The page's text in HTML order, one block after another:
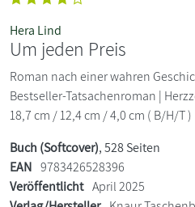
Hera Lind
Um jeden Preis
Roman nach einer wahren
Bestseller-Tatsachenroman |
18,7 cm / 12,4 cm / 4,0 cm ( B/H/T )
Buch (Softcover), 528 Seiten
EAN 9783426528396
Veröffentlicht April 2025